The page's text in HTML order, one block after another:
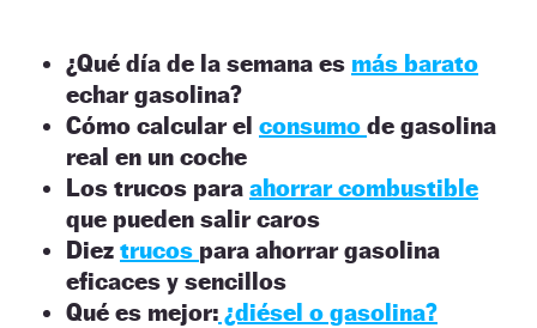
¿Qué día de la semana es más barato
echar gasolina?
Cómo calcular el consumo de gasolina
real en un coche
Los trucos para ahorrar combustible
que pueden salir caros
Diez trucos para ahorrar gasolina
eficaces y sencillos
Qué es mejor: ¿diésel o gasolina?